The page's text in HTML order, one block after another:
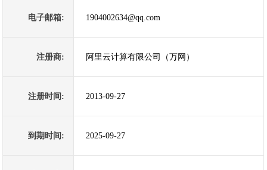
电子邮箱: 1904002634@qq.com
注册商: 阿里云计算有限公司（万网）
注册时间: 2013-09-27
到期时间: 2025-09-27